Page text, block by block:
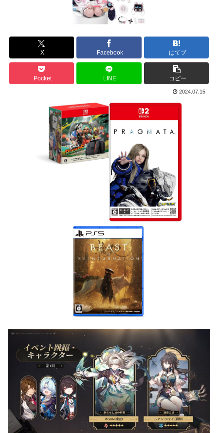
X Facebook はてブ
Pocket LINE コピー
2024.07.15